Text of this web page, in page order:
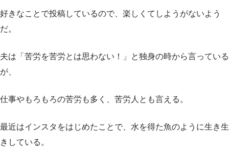
好きなことで投稿しているので、楽しくてしようがないよう
だ。
夫は「苦労を苦労とは思わない！」と独身の時から言っている
が、
仕事やもろもろの苦労も多く、苦労人とも言える。
最近はインスタをはじめたことで、水を得た魚のように生き生
きしている。